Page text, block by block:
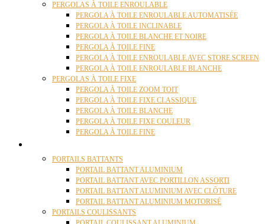
PERGOLAS À TOILE ENROULABLE
PERGOLA À TOILE ENROULABLE AUTOMATISÉE
PERGOLA À TOILE INCLINABLE
PERGOLA À TOILE BLANCHE ET NOIRE
PERGOLA À TOILE FINE
PERGOLA À TOILE ENROULABLE AVEC STORE SCREEN
PERGOLA À TOILE ENROULABLE BLANCHE
PERGOLAS À TOILE FIXE
PERGOLA À TOILE ZOOM TOIT
PERGOLA À TOILE FIXE CLASSIQUE
PERGOLA À TOILE BLANCHE
PERGOLA À TOILE FIXE COULEUR
PERGOLA À TOILE FINE
PORTAILS BATTANTS
PORTAIL BATTANT ALUMINIUM
PORTAIL BATTANT AVEC PORTILLON ASSORTI
PORTAIL BATTANT ALUMINIUM AVEC CLÔTURE
PORTAIL BATTANT ALUMINIUM MOTORISÉ
PORTAILS COULISSANTS